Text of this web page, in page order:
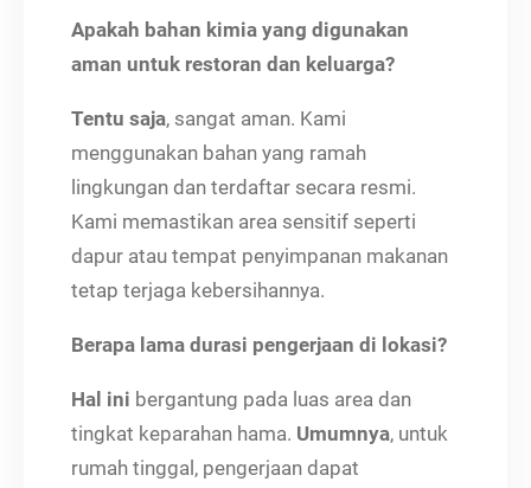
Apakah bahan kimia yang digunakan
aman untuk restoran dan keluarga?
Tentu saja, sangat aman. Kami
menggunakan bahan yang ramah
lingkungan dan terdaftar secara resmi.
Kami memastikan area sensitif seperti
dapur atau tempat penyimpanan makanan
tetap terjaga kebersihannya.
Berapa lama durasi pengerjaan di lokasi?
Hal ini bergantung pada luas area dan
tingkat keparahan hama. Umumnya, untuk
rumah tinggal, pengerjaan dapat